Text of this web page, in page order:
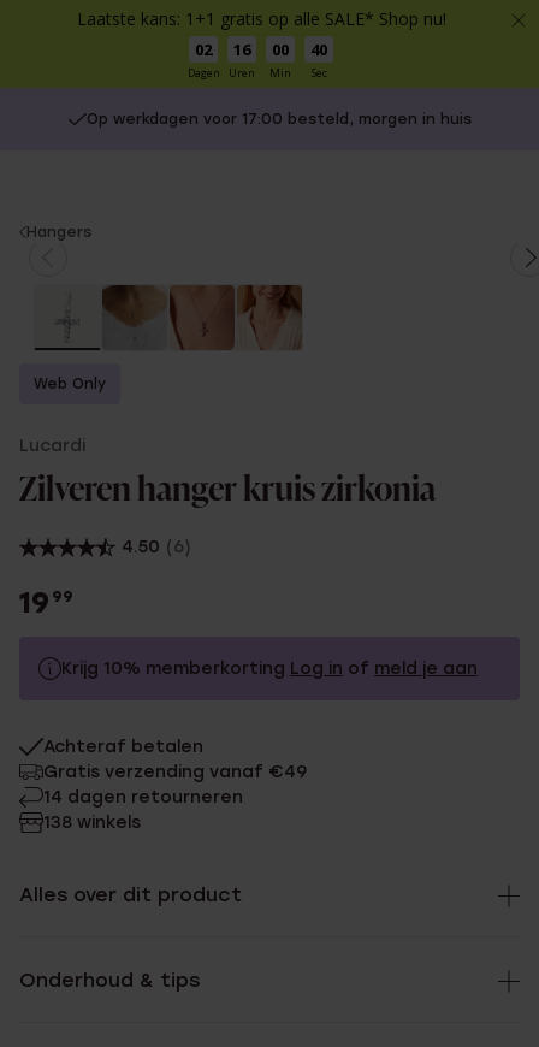
Laatste kans: 1+1 gratis op alle SALE* Shop nu!
02
Dagen
16
Uren
00
Min
40
Sec
Op werkdagen voor 17:00 besteld, morgen in huis
You
Hangers
Web Only
Lucardi
Zilveren hanger kruis zirkonia
4.50 (6)
19 99
Krijg 10% memberkorting Log in of meld je aan
Zonder memberkorting
Met memberkorting
Achteraf betalen
Gratis verzending vanaf €49
14 dagen retourneren
138 winkels
Alles over dit product
Onderhoud & tips